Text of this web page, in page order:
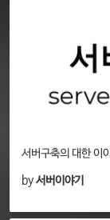
서버구축의 대한 이
by서버이야기